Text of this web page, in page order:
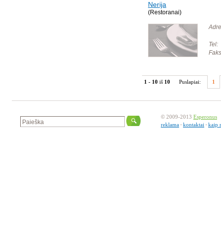
Nerija
(Restoranai)
Tel:
1 - 10 iš 10 Puslapiai: 1
© 2009-2013 Esperonus
reklama
kontaktai kaip